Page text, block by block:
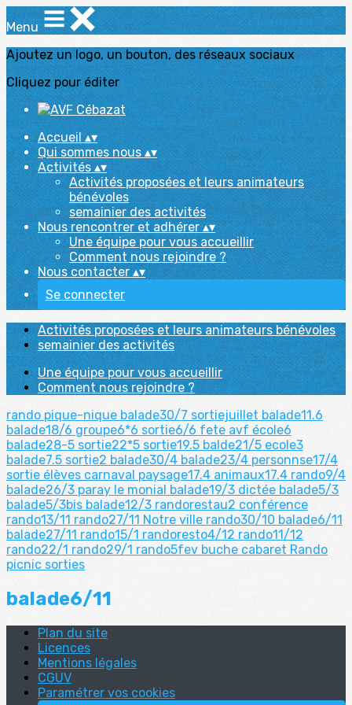
Menu
Ajoutez un logo, un bouton, des réseaux sociaux
Cliquez pour éditer
Accueil▴▾
Qui sommes nous▴▾
Activités▴▾
Activités proposées et leurs animateurs
bénévoles
semainier des activités
Nous rencontrer et adhérer▴▾
Une équipe pour vous accueillir
Comment nous rejoindre ?
Nous contacter▴▾
Se connecter
Activités proposées et leurs animateurs bénévoles
semainier des activités
Une équipe pour vous accueillir
Comment nous rejoindre ?
rando pique-nique balade30/7 sortiejuillet balade11.6
balade18/6 groupe6*6 sortie6/6 fete avf école6
balade28-5 sortie22*5 sortie19.5 balde21/5 ecole3
balade7.5 sortie2 balade30/4 balade23/4 personnse17/4
sortie élèves carnaval paysage17.4 animaux17.4 rando9/4
balade26/3 paray le monial balade19/3 dictée balade5/3
balade5/3bis balade12/3 randorestau2 conférence
rando13/11 rando27/11 Notre ville rando30/10 balade6/11
balade27/11 rando15/1 randoresto4/12 rando11/12
rando22/1 rando29/1 rando5fev buche cabaret Rando
picnic sorties
balade6/11
Plan du site
Licences
Mentions légales
CGUV
Paramétrer vos cookies